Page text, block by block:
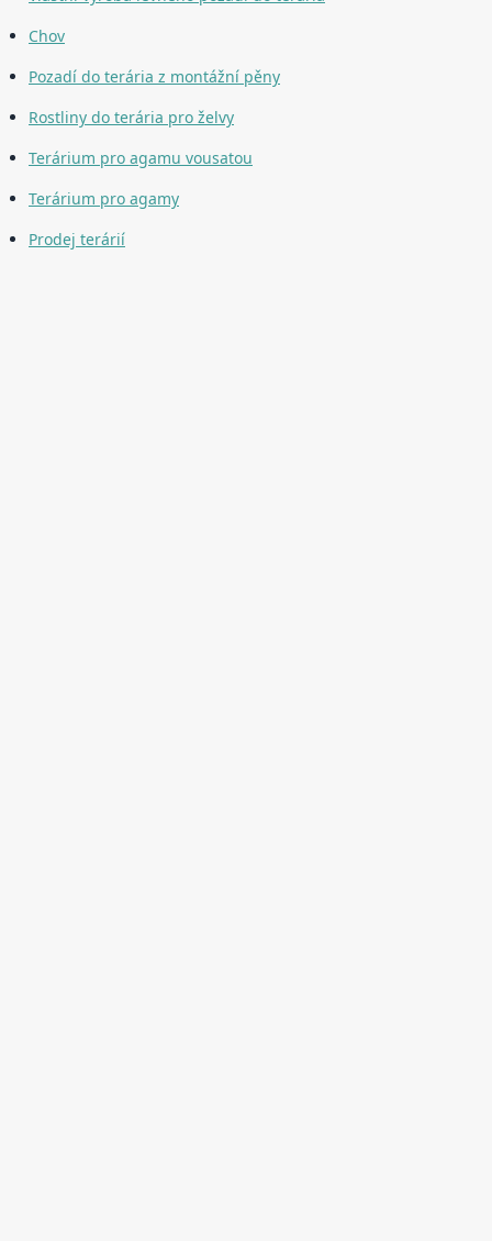
Chov
Pozadí do terária z montážní pěny
Rostliny do terária pro želvy
Terárium pro agamu vousatou
Terárium pro agamy
Prodej terárií